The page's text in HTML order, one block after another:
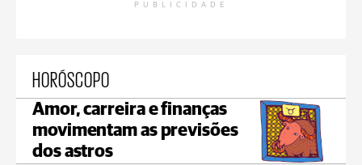
PUBLICIDADE
HORÓSCOPO
Amor, carreira e finanças
movimentam as previsões
dos astros